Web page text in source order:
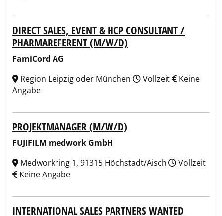
DIRECT SALES, EVENT & HCP CONSULTANT /
PHARMAREFERENT (M/W/D)
FamiCord AG
Region Leipzig oder München
Vollzeit
Keine
Angabe
PROJEKTMANAGER (M/W/D)
FUJIFILM medwork GmbH
Medworkring 1, 91315 Höchstadt/Aisch
Vollzeit
Keine Angabe
INTERNATIONAL SALES PARTNERS WANTED